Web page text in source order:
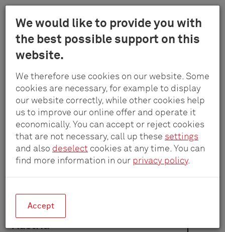
We would like to provide you with
the best possible support on this
website.
We therefore use cookies on our website. Some
cookies are necessary, for example to display
our website correctly, while other cookies help
us to improve our online offer and operate it
economically. You can accept or reject cookies
that are not necessary, call up these settings
and also deselect cookies at any time. You can
find more information in our privacy policy.
Accept
Skip
content
Menu
Schulte
-
GmbH
&
Co.
KG
Contacto
Comercialización
DACH
Alemania
Austria